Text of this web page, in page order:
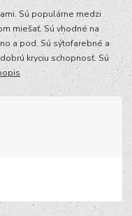
Sú populárne medzi
miešať. Sú vhodné na
a pod. Sú sýtofarebné a
kryciu schopnosť. Sú